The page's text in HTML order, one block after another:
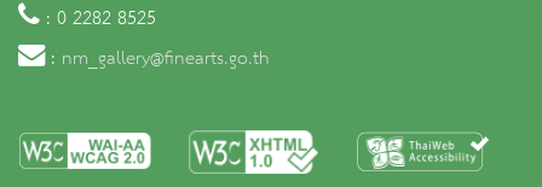
: 0 2282 8525
: nm_gallery@finearts.go.th